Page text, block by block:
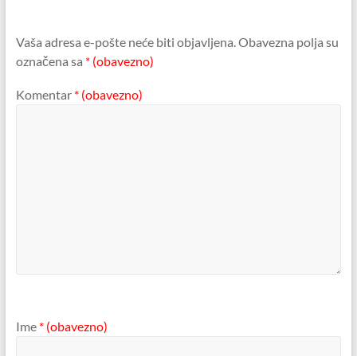
Vaša adresa e-pošte neće biti objavljena.Obavezna polja su
označena sa * (obavezno)
Komentar * (obavezno)
Ime * (obavezno)